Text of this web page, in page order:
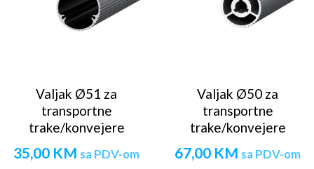
Valjak Ø51 za
transportne
trake/konvejere
35,00 KM sa PDV-om
Valjak Ø50 za
transportne
trake/konvejere
67,00 KM sa PDV-om